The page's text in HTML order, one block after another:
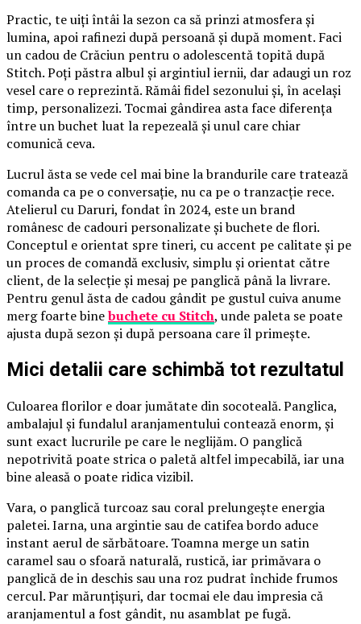
Practic, te uiți întâi la sezon ca să prinzi atmosfera și
lumina, apoi rafinezi după persoană și după moment. Faci
un cadou de Crăciun pentru o adolescentă topită după
Stitch. Poți păstra albul și argintiul iernii, dar adaugi un roz
vesel care o reprezintă. Rămâi fidel sezonului și, în același
timp, personalizezi. Tocmai gândirea asta face diferența
între un buchet luat la repezeală și unul care chiar
comunică ceva.
Lucrul ăsta se vede cel mai bine la brandurile care tratează
comanda ca pe o conversație, nu ca pe o tranzacție rece.
Atelierul cu Daruri, fondat în 2024, este un brand
românesc de cadouri personalizate și buchete de flori.
Conceptul e orientat spre tineri, cu accent pe calitate și pe
un proces de comandă exclusiv, simplu și orientat către
client, de la selecție și mesaj pe panglică până la livrare.
Pentru genul ăsta de cadou gândit pe gustul cuiva anume
merg foarte binebuchete cu Stitch, unde paleta se poate
ajusta după sezon și după persoana care îl primește.
Mici detalii care schimbă tot rezultatul
Culoarea florilor e doar jumătate din socoteală. Panglica,
ambalajul și fundalul aranjamentului contează enorm, și
sunt exact lucrurile pe care le neglijăm. O panglică
nepotrivită poate strica o paletă altfel impecabilă, iar una
bine aleasă o poate ridica vizibil.
Vara, o panglică turcoaz sau coral prelungește energia
paletei. Iarna, una argintie sau de catifea bordo aduce
instant aerul de sărbătoare. Toamna merge un satin
caramel sau o sfoară naturală, rustică, iar primăvara o
panglică de in deschis sau una roz pudrat închide frumos
cercul. Par mărunțișuri, dar tocmai ele dau impresia că
aranjamentul a fost gândit, nu asamblat pe fugă.